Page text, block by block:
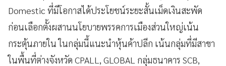
Domestic ที่มีโอกาสได้ประโยชน์ระยะสั้นเม็ดเงินสะพัด
ก่อนเลือกตั้งผสานนโยบายพรรคการเมืองส่วนใหญ่เน้น
กระตุ้นภายใน ในกลุ่มนี้แนะนำหุ้นค้าปลีก เน้นกลุ่มที่มีสาขา
ในพื้นที่ต่างจังหวัด CPALL, GLOBAL กลุ่มธนาคาร SCB,